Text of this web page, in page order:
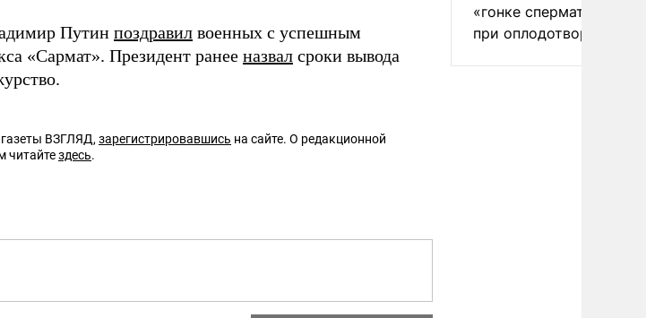
Путин поздравил военных с успешным
«Сармат». Президент ранее назвал сроки вывода
ВЗГЛЯД, зарегистрировавшись на сайте. О редакционной
читайтездесь.
«гонке
при оплодотворении